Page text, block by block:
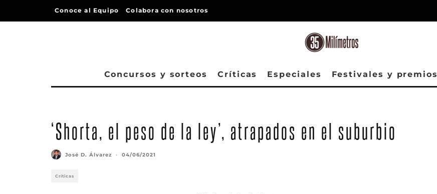
Conoce al Equipo Colabora con nosotros
Concursos y sorteos Críticas Especiales Festivales y premios
‘Shorta, el peso de la ley’, atrapados en el suburbio
José D. Álvarez · 04/06/2021
Críticas